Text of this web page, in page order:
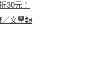
30元！
／文學類